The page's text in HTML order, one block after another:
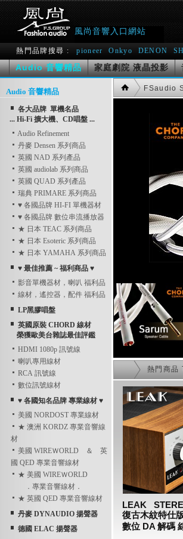
風尚音響入口網站
熱門品牌搜尋 : pioneer Onkyo DENON
Audio 音響精品 家庭劇院 液晶投影
Audio 音響精品
各大品牌 單機名品
... Hi-Fi 擴大機、CD唱盤 ...
Audio Refinement
丹麥 Densen 系列商品
英國 NAD 系列產品
英國 audiolab 系列商品
英國 QUAD 系列產品
瑞典 PRIMARE 系列商品
♥ 各國品牌 HI-FI 單機器材
♥ 各國品牌 數位串流播放器
★ 日本 TEAC 系列商品
★ 日本 Esoteric 系列商品
★ 日本 YAMAHA 系列商品
♥ 最佳推薦 ~ 福利商品 ♥
影音單機器材，喇叭 福利品
線材，遙控器，配件 福利品
LP黑膠唱盤
英國原裝 CHORD 線材
榮獲歐美台雜誌最佳評鑑
HDMI 1080p 訊號線
喇叭專用線材
RCA 訊號線
數位訊號線材
♥ 各國知名品牌 專業線材 ♥
美國 NORDOST 專業線材
★ 澳洲 KORDZ 專業音響線
材
美國 WIREＷORLD ＆ 英
國 QED 專業音響線材
★ 美國 WIREＷORLD
．專業音響線材．
★ 英國 QED 專業音響線材
丹麥 DYNAUDIO 揚聲器
德國 ELAC 揚聲器
FSaudio
熱門商品
LEAK
復古木紋特仕
數位 DA 解碼